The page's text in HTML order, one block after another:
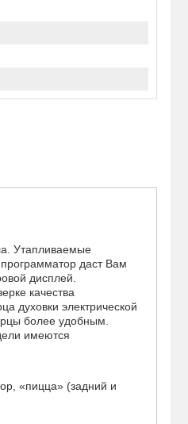
Утапливаемые
даст Вам
дисплей.
качества
духовки электрической
более удобным.
имеются
«пицца» (задний и